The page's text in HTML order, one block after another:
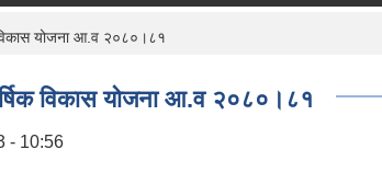
विकास योजना आ.व २०८०।८१
विकास योजना आ.व २०८०।८१
- 10:56